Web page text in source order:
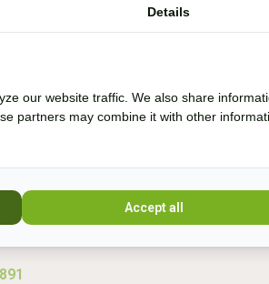
via Whatsapp.
veel producten zelf
wonen in een paddock
*
Details
our website traffic. We also share
partners may combine it with other
Accept all